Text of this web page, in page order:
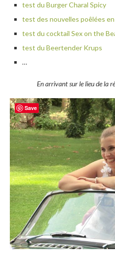
test du Burger Charal Spicy
test des nouvelles poêlées
test du cocktail Sex on the
test du Beertender Krups
…
En arrivant sur le lieu de la
Save